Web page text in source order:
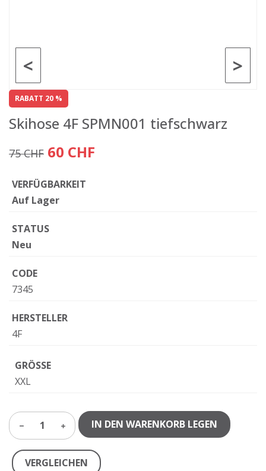
>
<
RABATT 20 %
Skihose 4F SPMN001 tiefschwarz
75 CHF 60 CHF
VERFÜGBARKEIT
Auf Lager
STATUS
Neu
CODE
7345
HERSTELLER
4F
GRÖSSE
XXL
1 IN DEN WARENKORB LEGEN
VERGLEICHEN